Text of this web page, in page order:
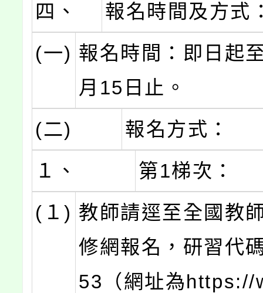
四、
報名時間及方式
(一) 報名時間：即日起
月15日止。
(二)
報名方式：
１、
第1梯次：
(１) 教師請逕至全國教
修網報名，研習代
53（網址為https://